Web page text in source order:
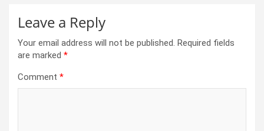
Leave a Reply
Your email address will not be published. Required fields
are marked *
Comment *